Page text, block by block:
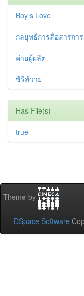
Boy’s Love
กลยุทธ์การสื่อสารกา
ค่ายผู้ผลิต
ซีรีส์วาย
Has File(s)
true
Theme by
DSpace Software